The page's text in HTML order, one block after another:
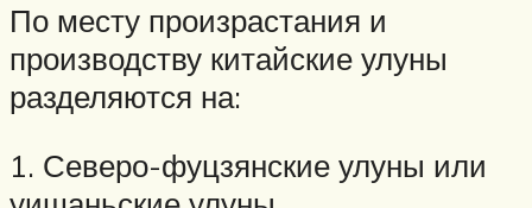
По месту произрастания и
производству китайские улуны
разделяются на:
1. Северо-фуцзянские улуны или